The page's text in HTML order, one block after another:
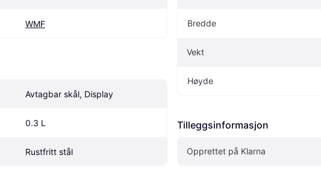
WMF
Avtagbar skål, Display
0.3 L
Rustfritt stål
Bredde
Vekt
Høyde
Tilleggsinformasjon
Opprettet på Klarna